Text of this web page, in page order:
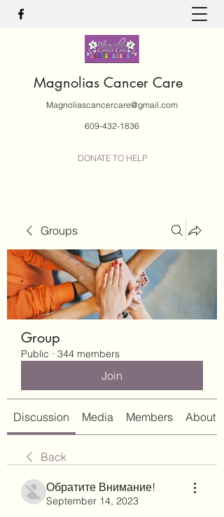
Magnolias Cancer Care
Magnoliascancercare@gmail.com
609-432-1836
DONATE TO HELP
Groups
Group
Public · 344 members
Join
Discussion Media Members About
Back
Обратите Внимание!
September 14, 2023